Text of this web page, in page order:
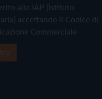
allo IAP (Istituto
accettando il Codice di
Commerciale